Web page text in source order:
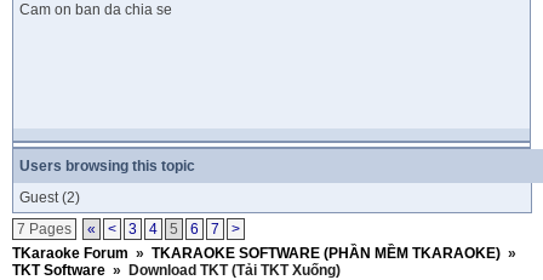
Cam on ban da chia se
Users browsing this topic
Guest(2)
7 Pages
« < 3 4 5 6 7
>
TKaraoke Forum » TKARAOKE SOFTWARE (PHẦN MỀM TKARAOKE) »
TKT Software »
Download TKT (Tải TKT Xuống)